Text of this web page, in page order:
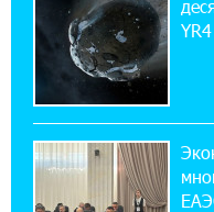
Карапетян
17:52:29 25-07-
обратился
содействовать
осужденных в